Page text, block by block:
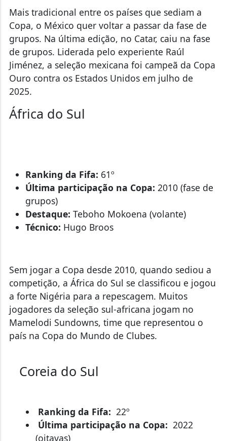
Copa, o México quer voltar a passar da fase de
grupos. Na última edição, no Catar, caiu na fase
de grupos. Liderada pelo experiente Raúl
Jiménez, a seleção mexicana foi campeã da Copa
Ouro contra os Estados Unidos em julho de
2025.
África do Sul
Última participação na Copa:
grupos)
Destaque:
Técnico:Hugo Broos
competição, a África do Sul se classificou e jogou
a forte Nigéria para a repescagem. Muitos
jogadores da seleção sul-africana jogam no
Mamelodi Sundowns, time que representou o
país na Copa do Mundo de Clubes.
Coreia do Sul
Última participação na Copa:
(oitavas)